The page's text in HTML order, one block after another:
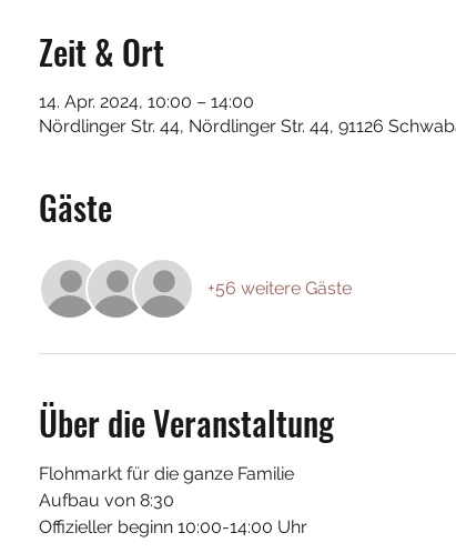
Zeit & Ort
14. Apr. 2024, 10:00 – 14:00
Nördlinger Str. 44, Nördlinger Str. 44, 91126
Gäste
+56 weitere Gäste
Über die Veranstaltung
Flohmarkt für die ganze Familie
Aufbau von 8:30
Offizieller beginn 10:00-14:00 Uhr